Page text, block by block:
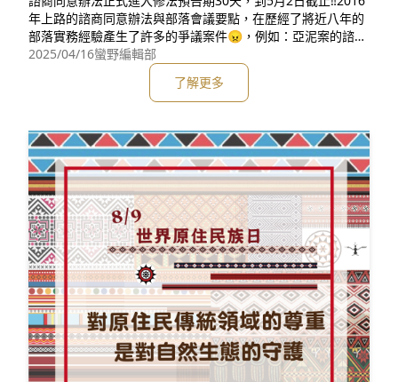
年上路的諮商同意辦法與部落會議要點，在歷經了將近八年的
部落實務經驗產生了許多的爭議案件😠，例如：亞泥案的諮商
同意、卡大地布案件、德卡倫案件、潭南部落礦場案件⋯⋯等
等。爭議點從部落會議成員的認定、家戶長制度的投票、關係
部落的認定、議決同意事項的流程、代行召集的問題與鄉公所
的協助等等，數不清的爭議也讓諮商同意辦法有重新進行修改
2025/04/16蠻野編輯部
了解更多